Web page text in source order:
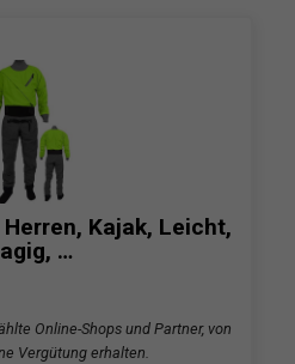
Kajak, Leicht,
…
Online-Shops und Partner, von
Vergütung erhalten.